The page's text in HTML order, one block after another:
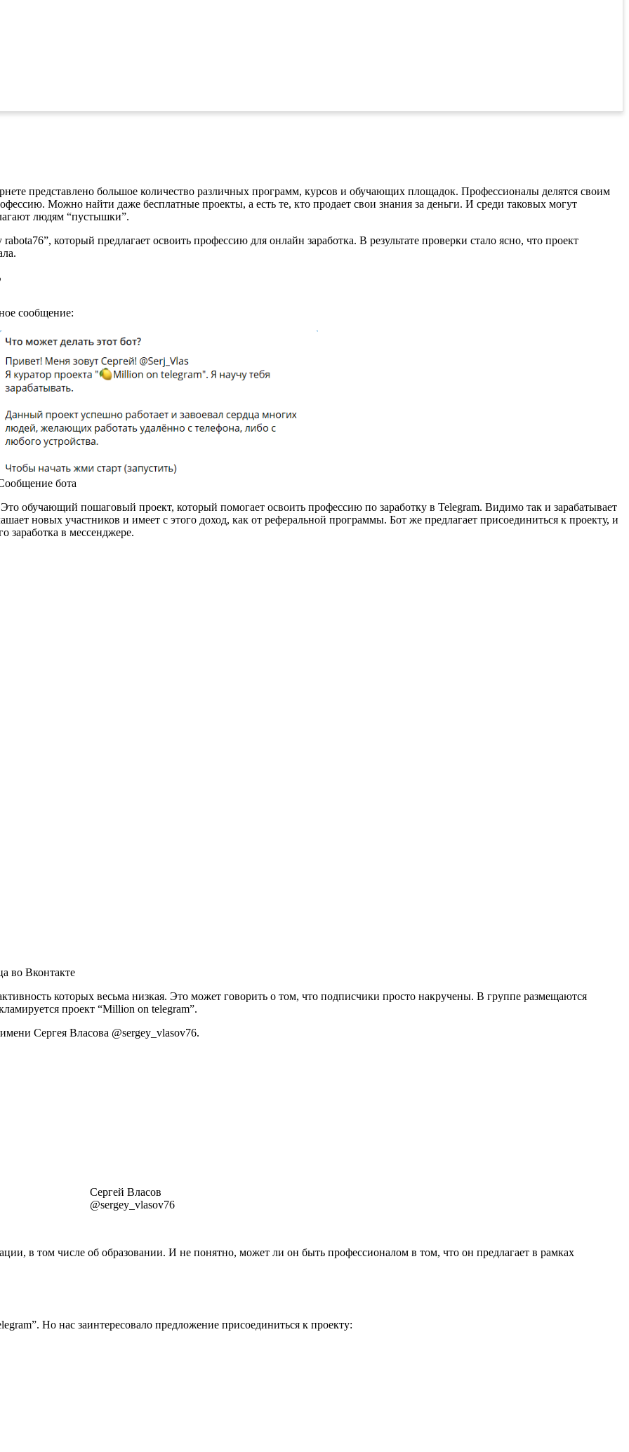
представлено большое количество различных программ, курсов и обучающих площадок. Профессионалы делятся своим
Можно найти даже бесплатные проекты, а есть те, кто продает свои знания за деньги. И среди таковых могут
людям “пустышки”.
который предлагает освоить профессию для онлайн заработка. В результате проверки стало ясно, что проект
сообщение:
бота
обучающий пошаговый проект, который помогает освоить профессию по заработку в Telegram. Видимо так и зарабатывает
новых участников и имеет с этого доход, как от реферальной программы. Бот же предлагает присоединиться к проекту, и
заработка в мессенджере.
во Вконтакте
которых весьма низкая. Это может говорить о том, что подписчики просто накручены. В группе размещаются
проект “Million on telegram”.
Сергея Власова @sergey_vlasov76.
Сергей Власов
@sergey_vlasov76
в том числе об образовании. И не понятно, может ли он быть профессионалом в том, что он предлагает в рамках
Но нас заинтересовало предложение присоединиться к проекту: